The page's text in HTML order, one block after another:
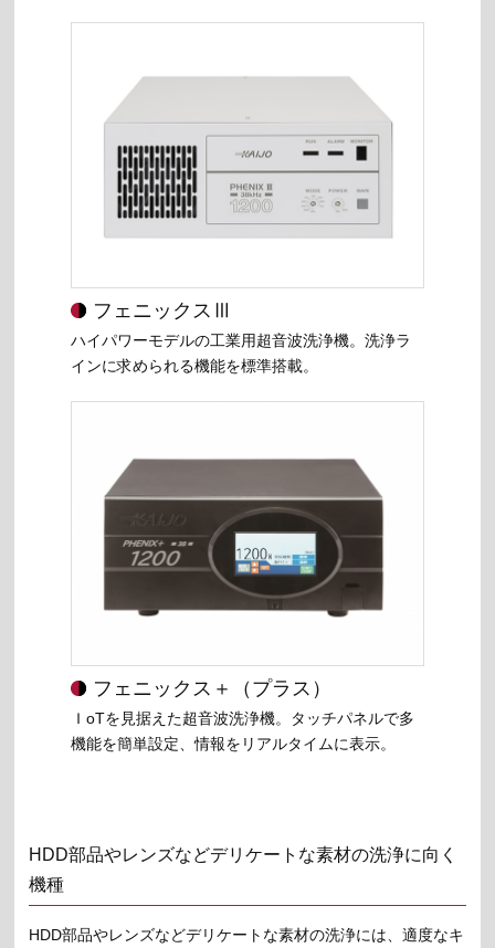
フェニックスⅢ
ハイパワーモデルの工業用超音波洗浄機。洗浄ラ
インに求められる機能を標準搭載。
フェニックス＋（プラス）
ＩoTを見据えた超音波洗浄機。タッチパネルで多
機能を簡単設定、情報をリアルタイムに表示。
HDD部品やレンズなどデリケートな素材の洗浄に向く
機種
HDD部品やレンズなどデリケートな素材の洗浄には、適度なキ